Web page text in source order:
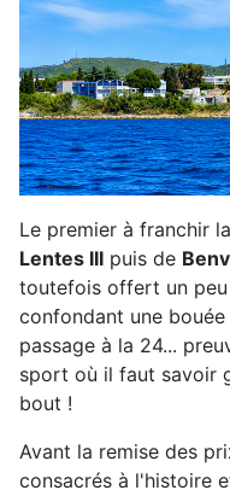
Le premier à franchir
Lentes III puis de
toutefois offert un peu
confondant une
passage à la 24...
sport où il faut savoir
bout !
Avant la remise des
consacrés à l'histoire